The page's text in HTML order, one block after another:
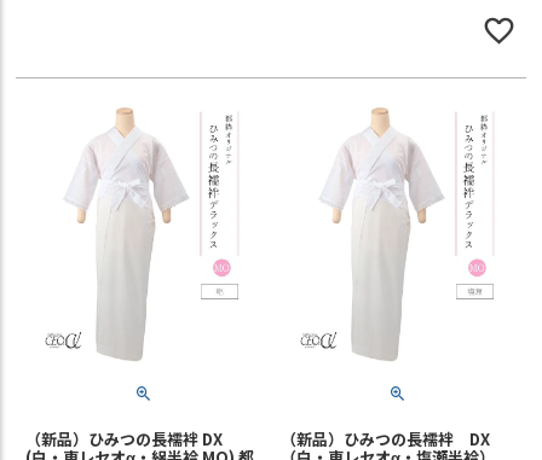
（新品）ひみつの長襦袢 DX （新品）ひみつの長襦袢 DX